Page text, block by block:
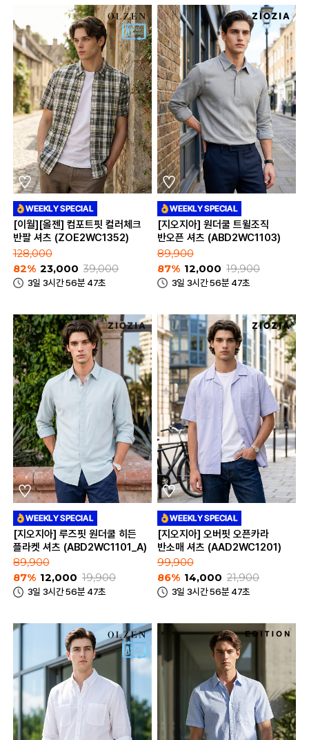
[이월][올젠] 컴포트핏 컬러체크
반팔 셔츠 (ZOE2WC1352)
128,000
82% 23,000 39,000
3일 3시간 56분 47초
[지오지아] 원더쿨 트윌조직
반오픈 셔츠 (ABD2WC1103)
89,900
87% 12,000 19,900
3일 3시간 56분 47초
[지오지아] 루즈핏 원더쿨 히든
플라켓 셔츠 (ABD2WC1101_A)
89,900
87% 12,000 19,900
3일 3시간 56분 47초
[지오지아] 오버핏 오픈카라
반소매 셔츠 (AAD2WC1201)
99,900
86% 14,000 21,900
3일 3시간 56분 47초